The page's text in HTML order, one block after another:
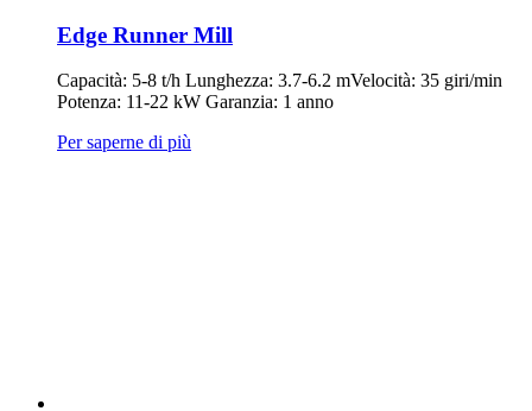
Edge Runner Mill
Capacità: 5-8 t/h Lunghezza: 3.7-6.2 mVelocità: 35 giri/min
Potenza: 11-22 kW Garanzia: 1 anno
Per saperne di più